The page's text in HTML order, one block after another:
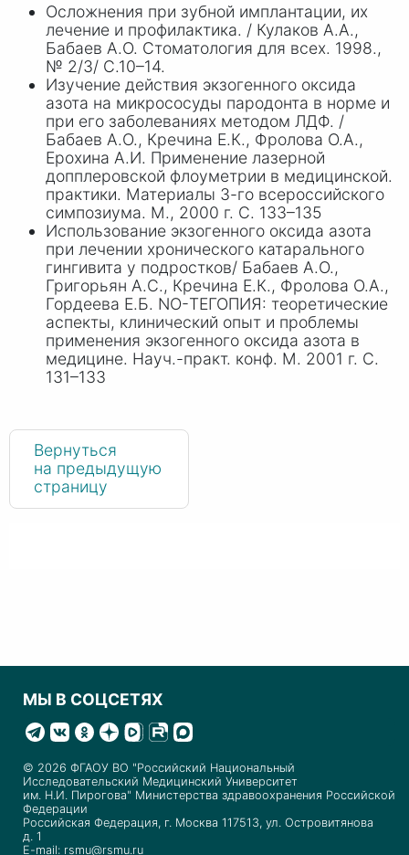
Осложнения при зубной имплантации, их
лечение и профилактика. / Кулаков А.А.,
Бабаев А.О. Стоматология для всех. 1998.,
№ 2/3/ С.10–14.
Изучение действия экзогенного оксида
азота на микрососуды пародонта в норме и
при его заболеваниях методом ЛДФ. /
Бабаев А.О., Кречина Е.К., Фролова О.А.,
Ерохина А.И. Применение лазерной
допплеровской флоуметрии в медицинской.
практики. Материалы 3-го всероссийского
симпозиума. М., 2000 г. С. 133–135
Использование экзогенного оксида азота
при лечении хронического катарального
гингивита у подростков/ Бабаев А.О.,
Григорьян А.С., Кречина Е.К., Фролова О.А.,
Гордеева Е.Б. NO-ТЕГОПИЯ: теоретические
аспекты, клинический опыт и проблемы
применения экзогенного оксида азота в
медицине. Науч.-практ. конф. М. 2001 г. С.
131–133
Вернуться
на предыдущую
страницу
МЫ В СОЦСЕТЯХ
© 2026 ФГАОУ ВО "Российский Национальный
Исследовательский Медицинский Университет
им. Н.И. Пирогова" Министерства здравоохранения Российской
Федерации
Российская Федерация, г. Москва 117513, ул. Островитянова
д. 1
E-mail: rsmu@rsmu.ru